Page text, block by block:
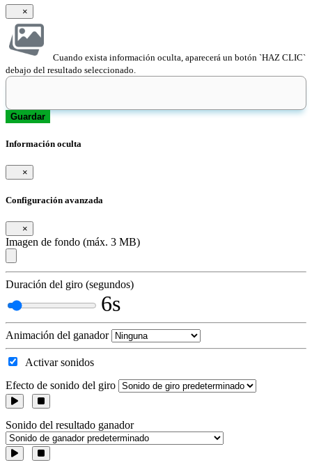
×
Cuando exista información oculta, aparecerá un botón `HAZ CLIC`
debajo del resultado seleccionado.
Guardar
Información oculta
×
Configuración avanzada
×
Imagen de fondo (máx. 3 MB)
Duración del giro (segundos)
6s
Animación del ganador
Activar sonidos
Efecto de sonido del giro
Sonido del resultado ganador